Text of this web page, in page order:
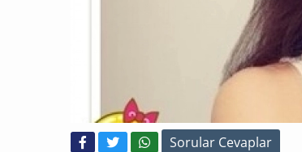
Sorular Cevaplar